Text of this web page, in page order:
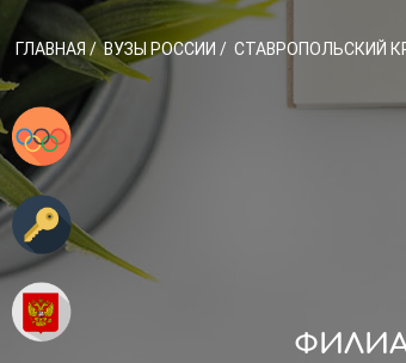
ГЛАВНАЯ / ВУЗЫ РОССИИ / СТАВРОПОЛЬСКИЙ